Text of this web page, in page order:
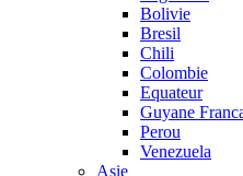
Bolivie
Bresil
Chili
Colombie
Equateur
Guyane
Perou
Venezuela
Asie